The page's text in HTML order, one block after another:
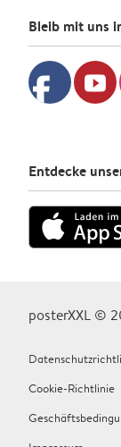
Bleib mit uns
facebook youtube
Entdecke
posterXXL ©
Cookie-Richtlinie